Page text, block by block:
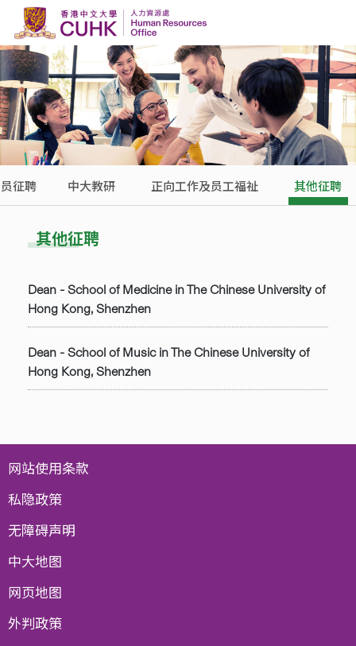
Skip to content
征聘 中大教研 正向工作及员工福祉 其他征聘
其他征聘
Dean - School of Medicine in The Chinese University of
Hong Kong, Shenzhen
Dean - School of Music in The Chinese University of
Hong Kong, Shenzhen
网站使用条款
私隐政策
无障碍声明
中大地图
网页地图
外判政策